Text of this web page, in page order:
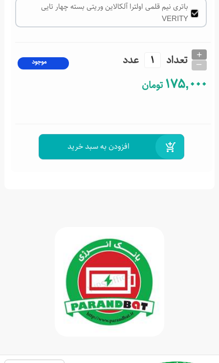
باتری نیم قلمی اولترا آلکالاین وریتی بسته چهار تایی
VERITY
تعداد +
_ عدد موجود
175,000تومان